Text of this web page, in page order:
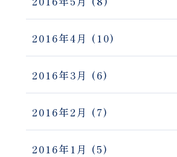
2016年4月 (10)
2016年3月 (6)
2016年2月 (7)
2016年1月 (5)